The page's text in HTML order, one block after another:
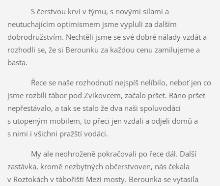
S čerstvou krví v týmu, s novými silami a
neutuchajícím optimismem jsme vypluli za dalším
dobrodružstvím. Nechtěli jsme se své dobré nálady vzdát a
rozhodli se, že si Berounku za každou cenu zamilujeme a
basta.
Řece se naše rozhodnutí nejspíš nelíbilo, neboť jen co
jsme rozbili tábor pod Zvíkovcem, začalo pršet. Ráno pršet
nepřestávalo, a tak se stalo že dva naši spoluvodáci
s utopeným mobilem, to přeci jen vzdali a odjeli domů a
s nimi i všichni pražští vodáci.
My ale neohroženě pokračovali po řece dál. Další
zastávka, kromě nezbytných občerstvoven, nás čekala
v Roztokách v tábořišti Mezi mosty. Berounka se vytasila